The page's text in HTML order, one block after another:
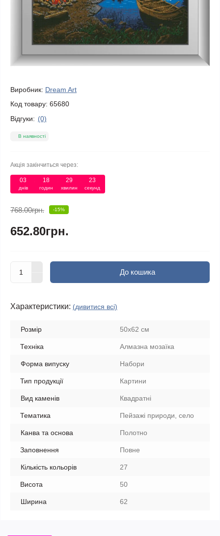
Виробник: Dream Art
Код товару: 65680
Відгуки: (0)
В наявності
Акція закінчиться через:
03
днів
18
годин
29
хвилин
23
секунд
768.00грн. -15%
652.80грн.
До кошика
Характеристики: (дивитися всі)
Розмір 50x62 см
Техніка Алмазна мозаїка
Форма випуску Набори
Тип продукції Картини
Вид каменів Квадратні
Тематика Пейзажі природи, село
Канва та основа Полотно
Заповнення Повне
Кількість кольорів 27
Висота 50
Ширина 62